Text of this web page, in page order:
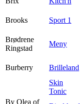
Brooks
Sport 1
Brødrene
Ringstad
Meny
Burberry
Brilleland
Skin
Tonic
By Olea of